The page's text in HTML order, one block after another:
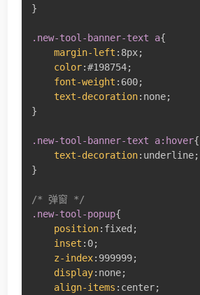
}
.new-tool-banner-text a{
margin-left : 8px;
color:#198754;
font-weight : 600;
text-decoration: none;
}
.new-tool-banner-text a:hover{
text-decoration: underline;
}
/* 弹窗 */
.new-tool-popup{
position: fixed ;
inset : 0;
z-index: 999999;
display: none;
align-items : center;